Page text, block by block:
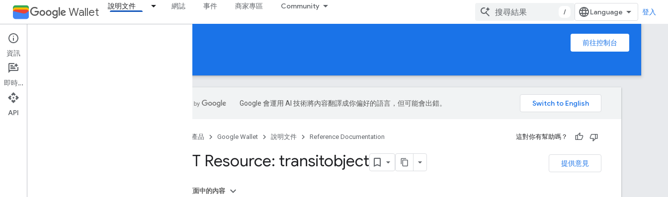
Wallet 說明文件 網誌 事件 商家專區 Community
/ 登入
Reference Documentation
前往控制台
REST
Google 會運用 AI 技術將內容翻譯成你偏好的語言，但可能會出錯。
產品 Google Wallet 說明文件 Reference Documentation 這對你有幫助嗎？
提供意見
REST Resource: transitobject
這個頁面中的內容
資訊
即時通訊
API